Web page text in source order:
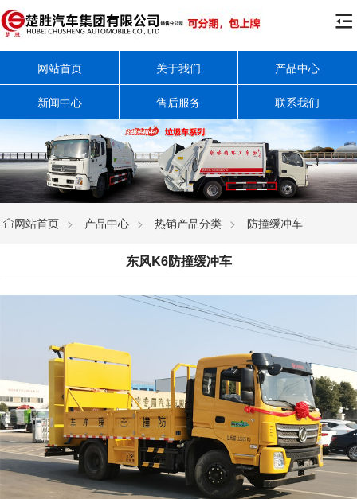

网站首页 关于我们 产品中心
新闻中心 售后服务 联系我们
网站首页 > 产品中心 > 热销产品分类 > 防撞缓冲车
东风K6防撞缓冲车